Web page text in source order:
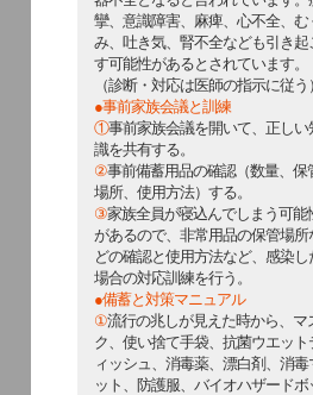
攣、意識障害、麻痺、心不全、む
み、吐き気、腎不全なども引き起
す可能性があるとされています。
（診断・対応は医師の指示に従う
●事前家族会議と訓練
①事前家族会議を開いて、正しい
識を共有する。
②事前備蓄用品の確認（数量、保
場所、使用方法）する。
③家族全員が寝込んでしまう可能
があるので、非常用品の保管場所
どの確認と使用方法など、感染し
場合の対応訓練を行う。
●備蓄と対策マニュアル
①流行の兆しが見えた時から、マ
ク、使い捨て手袋、抗菌ウエット
ィッシュ、消毒薬、漂白剤、消毒
ット、防護服、バイオハザードボ